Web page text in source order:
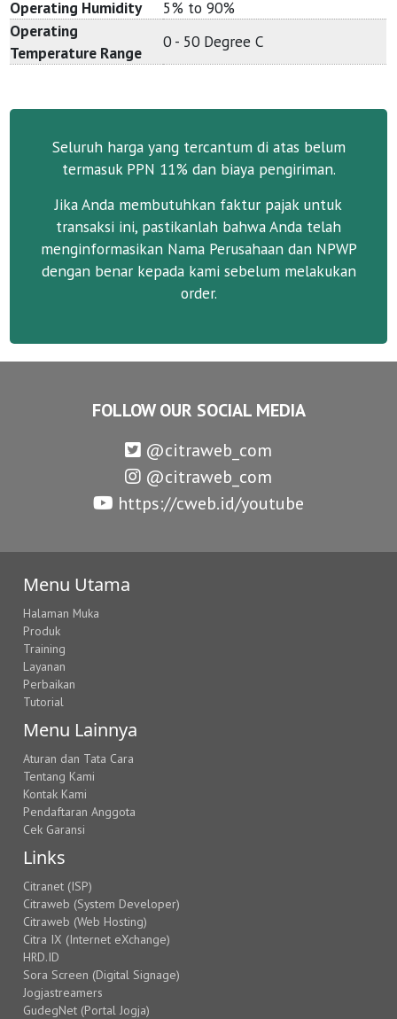
Operating Humidity
5% to 90%
Operating
Temperature Range
0 - 50 Degree C
Seluruh harga yang tercantum di atas belum
termasuk PPN 11% dan biaya pengiriman.
Jika Anda membutuhkan faktur pajak untuk
transaksi ini, pastikanlah bahwa Anda telah
menginformasikan Nama Perusahaan dan NPWP
dengan benar kepada kami sebelum melakukan
order.
FOLLOW OUR SOCIAL MEDIA
@citraweb_com
@citraweb_com
https://cweb.id/youtube
Menu Utama
Halaman Muka
Produk
Training
Layanan
Perbaikan
Tutorial
Menu Lainnya
Aturan dan Tata Cara
Tentang Kami
Kontak Kami
Pendaftaran Anggota
Cek Garansi
Links
Citranet (ISP)
Citraweb (System Developer)
Citraweb (Web Hosting)
Citra IX (Internet eXchange)
HRD.ID
Sora Screen (Digital Signage)
Jogjastreamers
GudegNet (Portal Jogja)